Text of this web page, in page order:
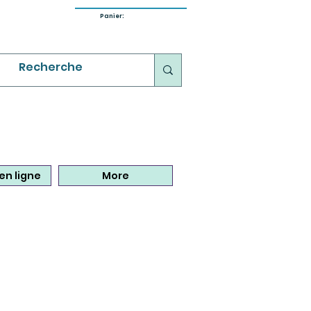
Panier:
ligne More